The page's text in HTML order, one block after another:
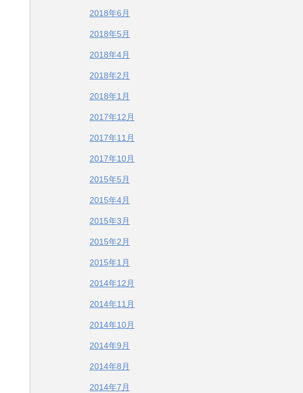
2018年6月
2018年5月
2018年4月
2018年2月
2018年1月
2017年12月
2017年11月
2017年10月
2015年5月
2015年4月
2015年3月
2015年2月
2015年1月
2014年12月
2014年11月
2014年10月
2014年9月
2014年8月
2014年7月